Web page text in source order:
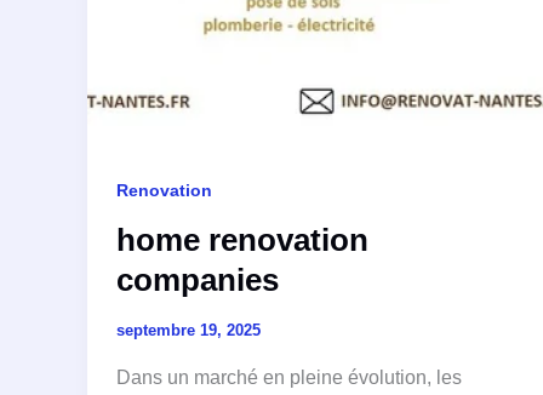
Renovation
home renovation
companies
septembre 19, 2025
Dans un marché en pleine évolution, les